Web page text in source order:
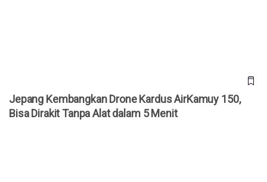
Jepang Kembangkan Drone Kardus AirKamuy 150,
Bisa Dirakit Tanpa Alat dalam 5 Menit